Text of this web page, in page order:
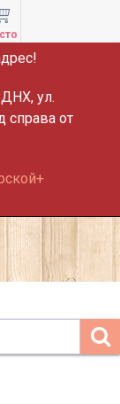
ул.
справа от